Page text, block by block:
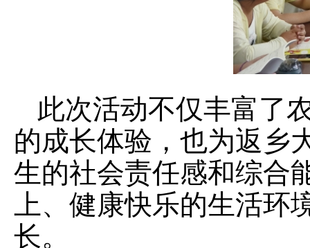
此次活动不仅丰富了
的成长体验，也为返乡
生的社会责任感和综合
上、健康快乐的生活环
长。